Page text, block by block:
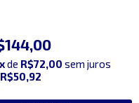
de R$72,00 sem juros
R$50,92